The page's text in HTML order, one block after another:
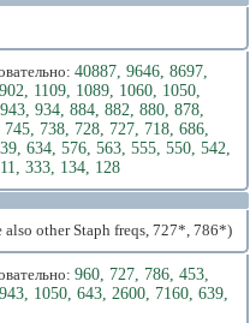
40887, 9646, 8697,
1109, 1089, 1060, 1050,
934, 884, 882, 880, 878,
738, 728, 727, 718, 686,
634, 576, 563, 555, 550, 542,
333, 134, 128
other Staph freqs, 727*, 786*)
960, 727, 786, 453,
1050, 643, 2600, 7160, 639,